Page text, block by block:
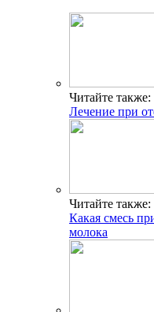
Читайте также:
Лечение при
Читайте также:
Какая смесь
молока